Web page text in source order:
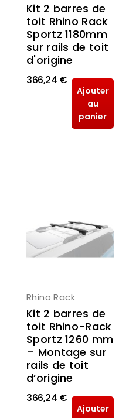
Kit 2 barres de
toit Rhino Rack
Sportz 1180mm
sur rails de toit
d'origine
366,24 €
Ajouter
au
panier
Rhino Rack
Kit 2 barres de
toit Rhino-Rack
Sportz 1260 mm
– Montage sur
rails de toit
d’origine
366,24 €
Ajouter